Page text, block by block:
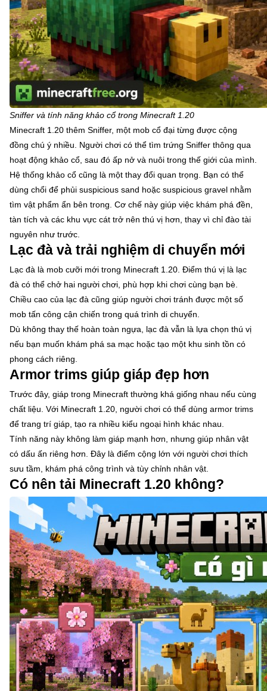
Sniffer và tính năng khảo cổ trong Minecraft 1.20
Minecraft 1.20 thêm Sniffer, một mob cổ đại từng được cộng
đồng chú ý nhiều. Người chơi có thể tìm trứng Sniffer thông qua
hoạt động khảo cổ, sau đó ấp nở và nuôi trong thế giới của mình.
Hệ thống khảo cổ cũng là một thay đổi quan trọng. Bạn có thể
dùng chổi để phủi suspicious sand hoặc suspicious gravel nhằm
tìm vật phẩm ẩn bên trong. Cơ chế này giúp việc khám phá đền,
tàn tích và các khu vực cát trở nên thú vị hơn, thay vì chỉ đào tài
nguyên như trước.
Lạc đà và trải nghiệm di chuyển mới
Lạc đà là mob cưỡi mới trong Minecraft 1.20. Điểm thú vị là lạc
đà có thể chở hai người chơi, phù hợp khi chơi cùng bạn bè.
Chiều cao của lạc đà cũng giúp người chơi tránh được một số
mob tấn công cận chiến trong quá trình di chuyển.
Dù không thay thế hoàn toàn ngựa, lạc đà vẫn là lựa chọn thú vị
nếu bạn muốn khám phá sa mạc hoặc tạo một khu sinh tồn có
phong cách riêng.
Armor trims giúp giáp đẹp hơn
Trước đây, giáp trong Minecraft thường khá giống nhau nếu cùng
chất liệu. Với Minecraft 1.20, người chơi có thể dùng armor trims
để trang trí giáp, tạo ra nhiều kiểu ngoại hình khác nhau.
Tính năng này không làm giáp mạnh hơn, nhưng giúp nhân vật
có dấu ấn riêng hơn. Đây là điểm cộng lớn với người chơi thích
sưu tầm, khám phá công trình và tùy chỉnh nhân vật.
Có nên tải Minecraft 1.20 không?